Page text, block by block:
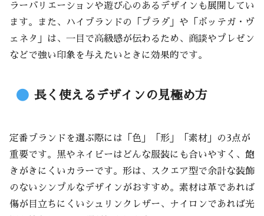
ラーバリエーションや遊び心のあるデザインも展開してい
ます。また、ハイブランドの「プラダ」や「ボッテガ・ヴ
ェネタ」は、一目で高級感が伝わるため、商談やプレゼン
などで強い印象を与えたいときに効果的です。
長く使えるデザインの見極め方
定番ブランドを選ぶ際には「色」「形」「素材」の3点が
重要です。黒やネイビーはどんな服装にも合いやすく、飽
きがきにくいカラーです。形は、スクエア型で余計な装飾
のないシンプルなデザインがおすすめ。素材は革であれば
傷が目立ちにくいシュリンクレザー、ナイロンであれば光